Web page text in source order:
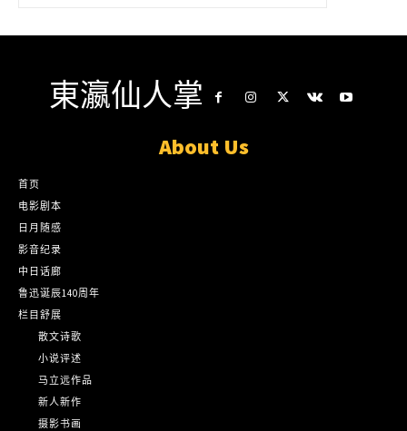
東瀛仙人掌
About Us
首页
电影剧本
日月随感
影音纪录
中日话廊
鲁迅诞辰140周年
栏目舒展
散文诗歌
小说评述
马立远作品
新人新作
摄影书画